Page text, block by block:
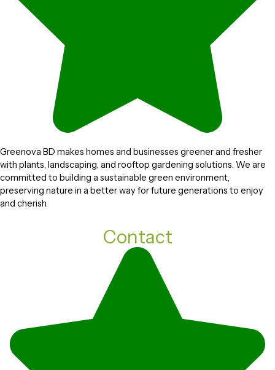
Greenova BD makes homes and businesses greener and fresher
with plants, landscaping, and rooftop gardening solutions. We are
committed to building a sustainable green environment,
preserving nature in a better way for future generations to enjoy
and cherish.
Contact